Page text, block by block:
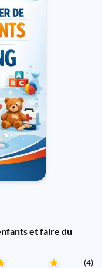
et faire du
(4)